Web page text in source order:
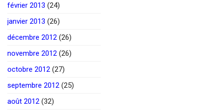
février 2013 (24)
janvier 2013 (26)
décembre 2012 (26)
novembre 2012 (26)
octobre 2012 (27)
septembre 2012 (25)
août 2012 (32)